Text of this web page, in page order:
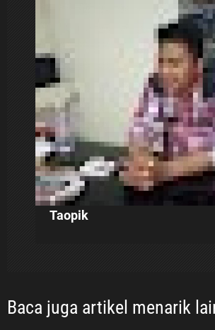
Taopik
Baca juga artikel menarik